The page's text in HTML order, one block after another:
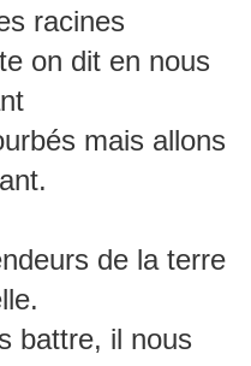
racines
on dit en nous
mais allons
de la terre
battre, il nous